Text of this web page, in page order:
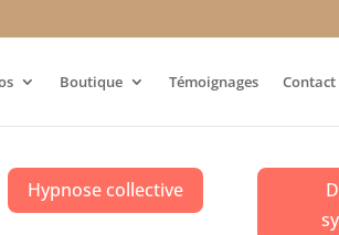
Boutique Témoignages Contact
Hypnose collective